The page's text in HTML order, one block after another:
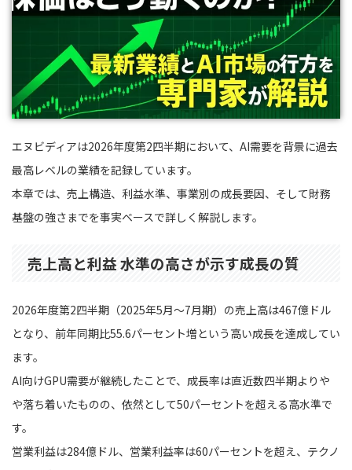
エヌビディアは2026年度第2四半期において、AI需要を背景に過去
最高レベルの業績を記録しています。
本章では、売上構造、利益水準、事業別の成長要因、そして財務
基盤の強さまでを事実ベースで詳しく解説します。
売上高と利益 水準の高さが示す成長の質
2026年度第2四半期（2025年5月〜7月期）の売上高は467億ドル
となり、前年同期比55.6パーセント増という高い成長を達成してい
ます。
AI向けGPU需要が継続したことで、成長率は直近数四半期よりや
や落ち着いたものの、依然として50パーセントを超える高水準で
す。
営業利益は284億ドル、営業利益率は60パーセントを超え、テクノ